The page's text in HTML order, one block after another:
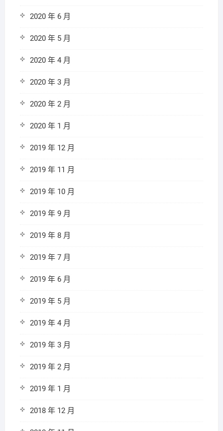
2020 年 6 月
2020 年 5 月
2020 年 4 月
2020 年 3 月
2020 年 2 月
2020 年 1 月
2019 年 12 月
2019 年 11 月
2019 年 10 月
2019 年 9 月
2019 年 8 月
2019 年 7 月
2019 年 6 月
2019 年 5 月
2019 年 4 月
2019 年 3 月
2019 年 2 月
2019 年 1 月
2018 年 12 月